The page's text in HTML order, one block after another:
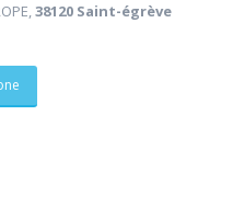
38120 Saint-égrève